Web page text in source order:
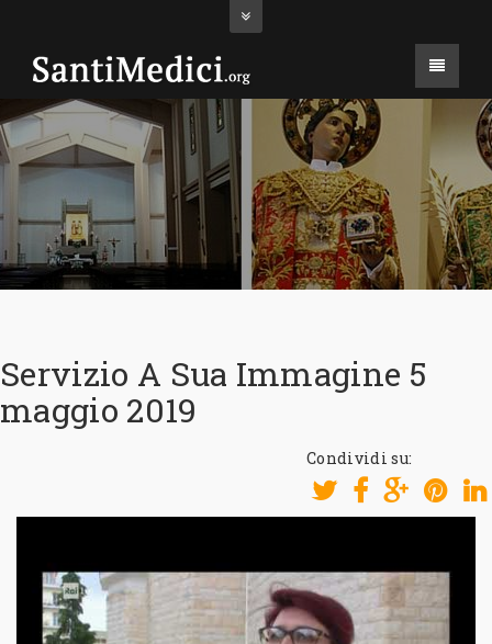
Servizio A Sua Immagine 5
maggio 2019
Condividi su: